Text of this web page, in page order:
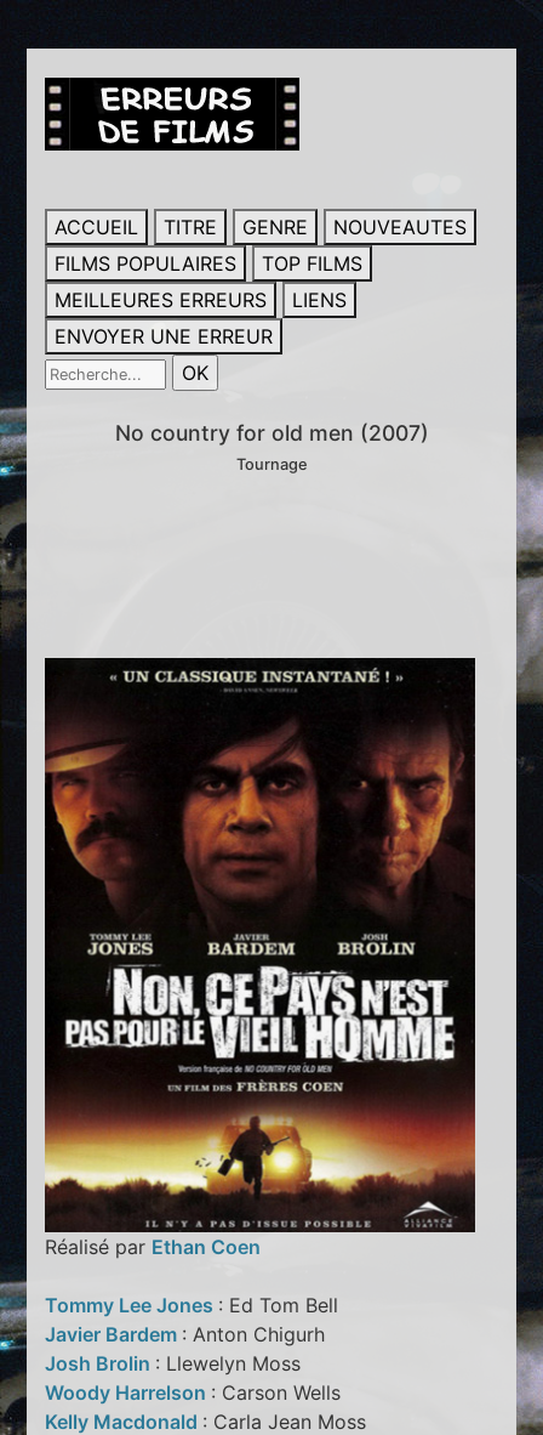
ACCUEIL TITRE GENRE
NOUVEAUTES
FILMS POPULAIRES
TOP FILMS
MEILLEURES ERREURS
LIENS
ENVOYER UNE ERREUR
No country for old men (2007)
Tournage
Réalisé par Ethan Coen
Tommy Lee Jones : Ed Tom Bell
Javier Bardem : Anton Chigurh
Josh Brolin : Llewelyn Moss
Woody Harrelson : Carson Wells
Kelly Macdonald : Carla Jean Moss